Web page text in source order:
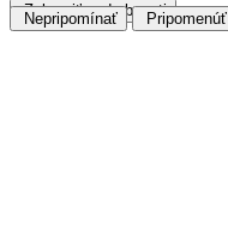
Zobraziť podrobnosti
Nepripomínať